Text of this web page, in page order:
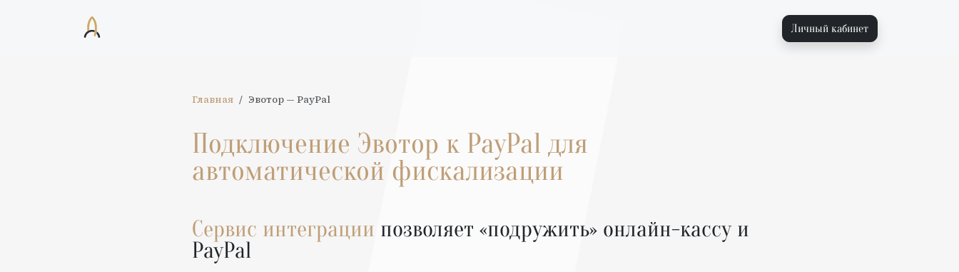
Личный кабинет
Главная Эвотор— PayPal
Подключение Эвотор к PayPal для
автоматической фискализации
Сервис интеграции позволяет «подружить» онлайн-кассу и
PayPal